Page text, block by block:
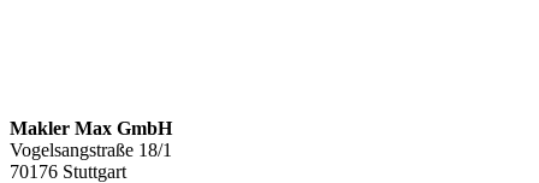
Makler Max GmbH
Vogelsangstraße 18/1
70176 Stuttgart